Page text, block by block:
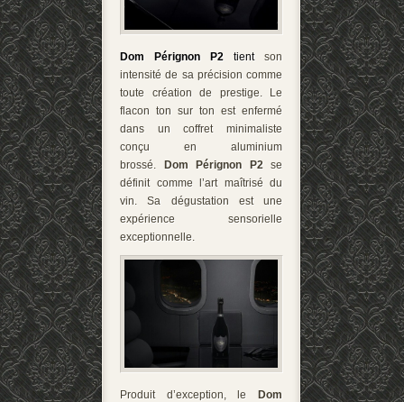
Dom Pérignon P2 tientson
intensité de sa précision comme
toute création de prestige. Le
flacon ton sur ton est enfermé
dans un coffret minimaliste
conçu en aluminium
brossé. Dom Pérignon P2se
définit comme l’art maîtrisé du
vin. Sa dégustation est une
expérience sensorielle
exceptionnelle.
Produit d’exception, le
Dom